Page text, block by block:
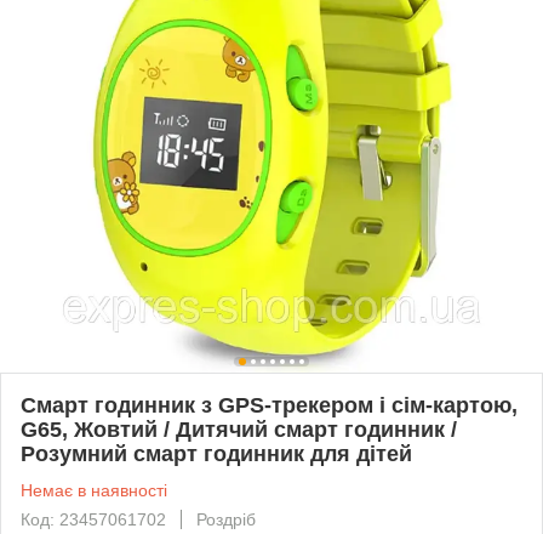
Смарт годинник з GPS-трекером і сім-картою,
G65, Жовтий / Дитячий смарт годинник /
Розумний смарт годинник для дітей
Немає в наявності
Код: 23457061702
Роздріб